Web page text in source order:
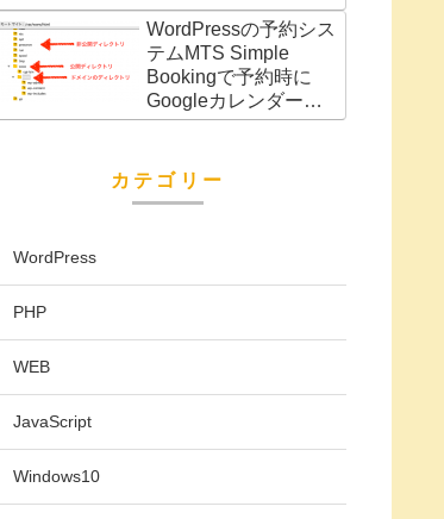
WordPressの予約シス
テムMTS Simple
Bookingで予約時に
Googleカレンダーに
予定を自動で追加
カテゴリー
WordPress
PHP
WEB
JavaScript
Windows10